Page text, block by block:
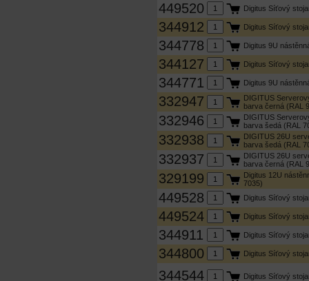
449520 Digitus Síťový
344912 Digitus Síťový
344778 Digitus 9U
344127 Digitus Síťový
344771 Digitus 9U
332947
DIGITUS
barva černá (RAL
332946
DIGITUS
barva šedá (RAL
332938
DIGITUS 26U
barva šedá (RAL
332937
DIGITUS 26U
barva černá (RAL
329199
Digitus 12U
7035)
449528 Digitus Síťový
449524 Digitus Síťový
344911 Digitus Síťový
344800 Digitus Síťový
344544 Digitus Síťový